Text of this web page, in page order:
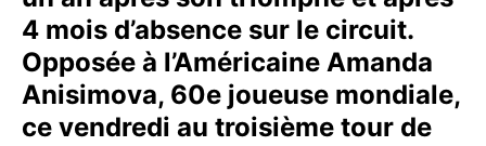
4 mois d’absence sur le circuit.
Opposée à l’Américaine Amanda
Anisimova, 60e joueuse mondiale,
ce vendredi au troisième tour de